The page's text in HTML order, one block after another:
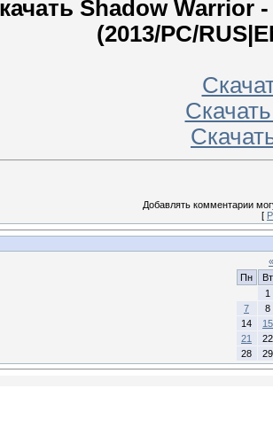
Shadow Warrior
(2013/PC/
Добавлять комментарии
[
«
Пн
Вт
1
7
8
14
15
21
22
28
29